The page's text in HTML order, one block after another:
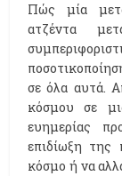
Πώς μία
ατζέντα
σε όλα αυτά.
κόσμου σε
ευημερίας
επιδίωξη της
κόσμο ή να